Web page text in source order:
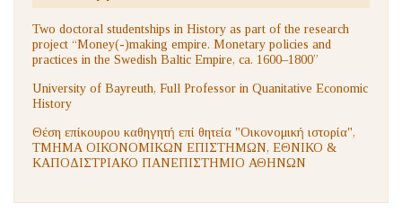
Two doctoral studentships in History as part of the research
project “Money(-)making empire. Monetary policies and
practices in the Swedish Baltic Empire, ca. 1600–1800”
University of Bayreuth, Full Professor in Quanitative Economic
History
Θέση επίκουρου καθηγητή επί θητεία "Οικονομική ιστορία",
ΤΜΗΜΑ ΟΙΚΟΝΟΜΙΚΩΝ ΕΠΙΣΤΗΜΩΝ, ΕΘΝΙΚΟ &
ΚΑΠΟΔΙΣΤΡΙΑΚΟ ΠΑΝΕΠΙΣΤΗΜΙΟ ΑΘΗΝΩΝ